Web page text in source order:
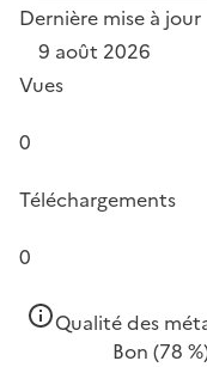
Dernière mise à jour
9 août 2026
Vues
0
Téléchargements
0
Qualité des
Bon (78